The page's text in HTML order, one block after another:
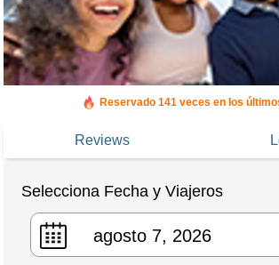
Reservado 141 veces en los
Reviews
Selecciona Fecha y Viajeros